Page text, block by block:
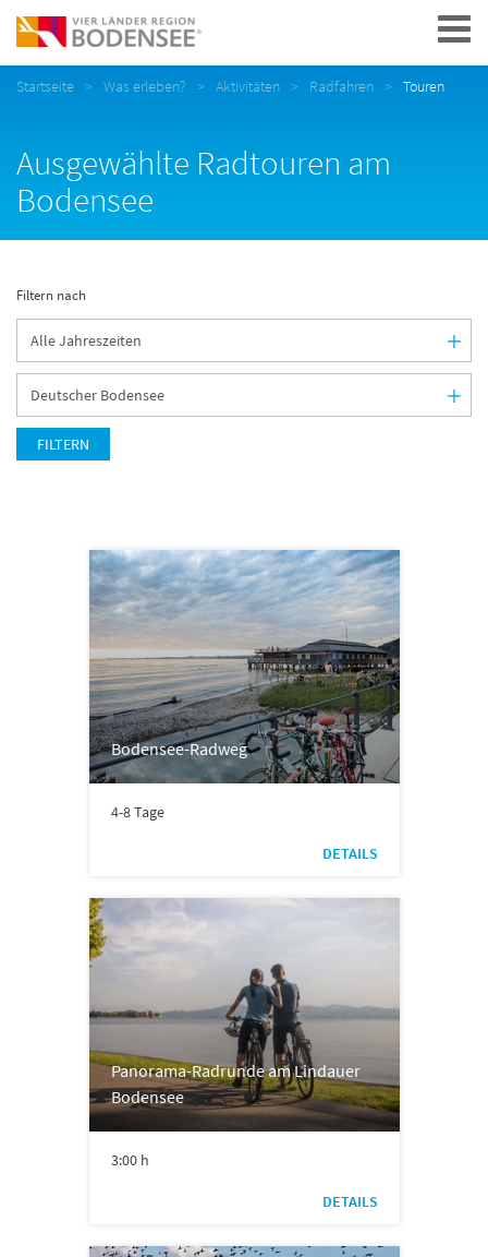
Navigation
Startseite Was erleben? Aktivitäten Radfahren Touren
Ausgewählte Radtouren am
Bodensee
Filtern nach
FILTERN
Bodensee-Radweg
4-8 Tage
DETAILS
Panorama-Radrunde am Lindauer
Bodensee
3:00 h
DETAILS